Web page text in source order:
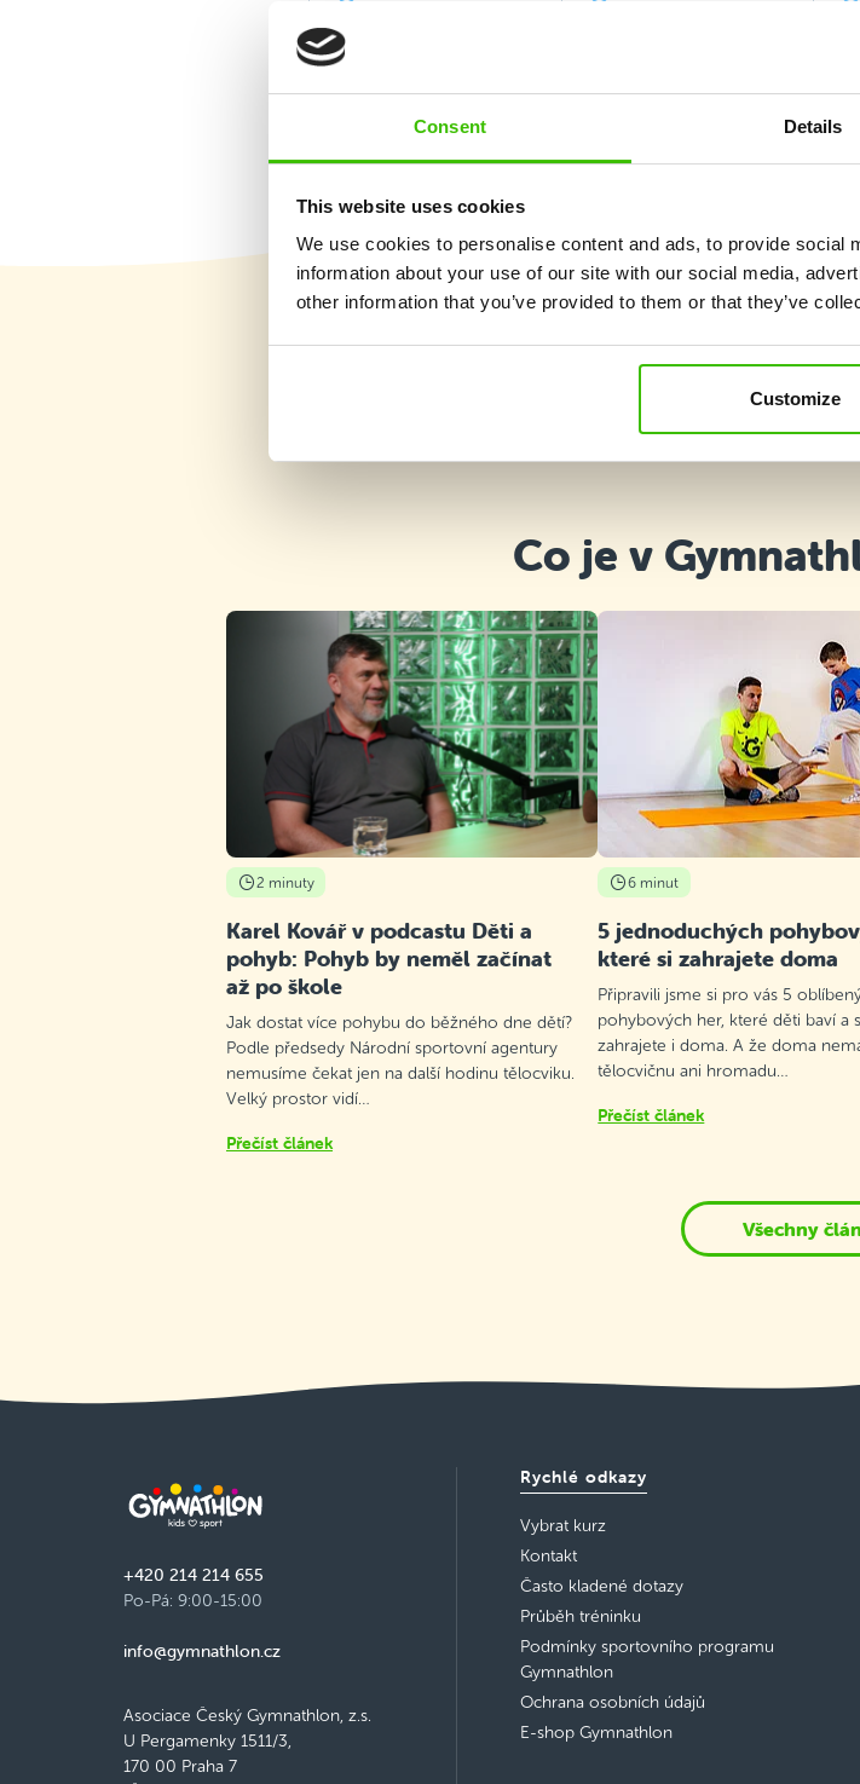
Consent Details
This website uses cookies
We use cookies to personalise content and ads, to provide social
information about your use of our site with our social media,
other information that you’ve provided to them or that they’ve
Customize
Vybrat
Co je v
2 minuty
Karel Kovář v podcastu Děti a
pohyb: Pohyb by neměl začínat
až po škole
Jak dostat více pohybu do běžného dne dětí?
Podle předsedy Národní sportovní agentury
nemusíme čekat jen na další hodinu tělocviku.
Velký prostor vidí…
Přečíst článek
6 minut
5 jednoduchých
které si zahrajete doma
Připravili jsme si pro vás 5
pohybových her, které děti baví a
zahrajete i doma. A že doma
tělocvičnu ani hromadu…
Přečíst článek
Všechny
+420 214 214 655
Po-Pá: 9:00-15:00
info@gymnathlon.cz
Asociace Český Gymnathlon, z.s.
U Pergamenky 1511/3,
170 00 Praha 7
Rychlé odkazy
Vybrat kurz
Kontakt
Často kladené dotazy
Průběh tréninku
Podmínky sportovního programu
Gymnathlon
Ochrana osobních údajů
E-shop Gymnathlon